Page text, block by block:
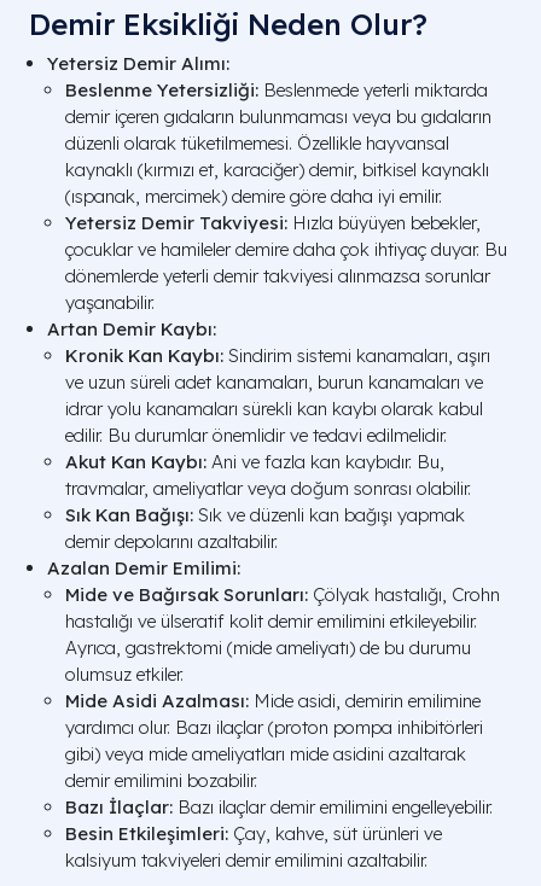
Demir Eksikliği Neden Olur?
Yetersiz Demir Alımı:
Beslenme Yetersizliği: Beslenmede yeterli miktarda
demir içeren gıdaların bulunmaması veya bu gıdaların
düzenli olarak tüketilmemesi. Özellikle hayvansal
kaynaklı (kırmızı et, karaciğer) demir, bitkisel kaynaklı
(ıspanak, mercimek) demire göre daha iyi emilir.
Yetersiz Demir Takviyesi: Hızla büyüyen bebekler,
çocuklar ve hamileler demire daha çok ihtiyaç duyar. Bu
dönemlerde yeterli demir takviyesi alınmazsa sorunlar
yaşanabilir.
Artan Demir Kaybı:
Kronik Kan Kaybı: Sindirim sistemi kanamaları, aşırı
ve uzun süreli adet kanamaları, burun kanamaları ve
idrar yolu kanamaları sürekli kan kaybı olarak kabul
edilir. Bu durumlar önemlidir ve tedavi edilmelidir.
Akut Kan Kaybı: Ani ve fazla kan kaybıdır. Bu,
travmalar, ameliyatlar veya doğum sonrası olabilir.
Sık Kan Bağışı: Sık ve düzenli kan bağışı yapmak
demir depolarını azaltabilir.
Azalan Demir Emilimi:
Mide ve Bağırsak Sorunları: Çölyak hastalığı, Crohn
hastalığı ve ülseratif kolit demir emilimini etkileyebilir.
Ayrıca, gastrektomi (mide ameliyatı) de bu durumu
olumsuz etkiler.
Mide Asidi Azalması: Mide asidi, demirin emilimine
yardımcı olur. Bazı ilaçlar (proton pompa inhibitörleri
gibi) veya mide ameliyatları mide asidini azaltarak
demir emilimini bozabilir.
Bazı İlaçlar: Bazı ilaçlar demir emilimini engelleyebilir.
Besin Etkileşimleri: Çay, kahve, süt ürünleri ve
kalsiyum takviyeleri demir emilimini azaltabilir.